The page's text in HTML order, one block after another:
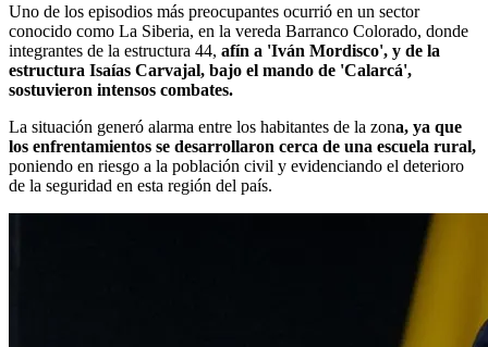
Uno de los episodios más preocupantes ocurrió en un sector
conocido como La Siberia, en la vereda Barranco Colorado, donde
integrantes de la estructura 44, afín a 'Iván Mordisco', y de la
estructura Isaías Carvajal, bajo el mando de 'Calarcá',
sostuvieron intensos combates.
La situación generó alarma entre los habitantes de la zona, ya que
los enfrentamientos se desarrollaron cerca de una escuela rural,
poniendo en riesgo a la población civil y evidenciando el deterioro
de la seguridad en esta región del país.